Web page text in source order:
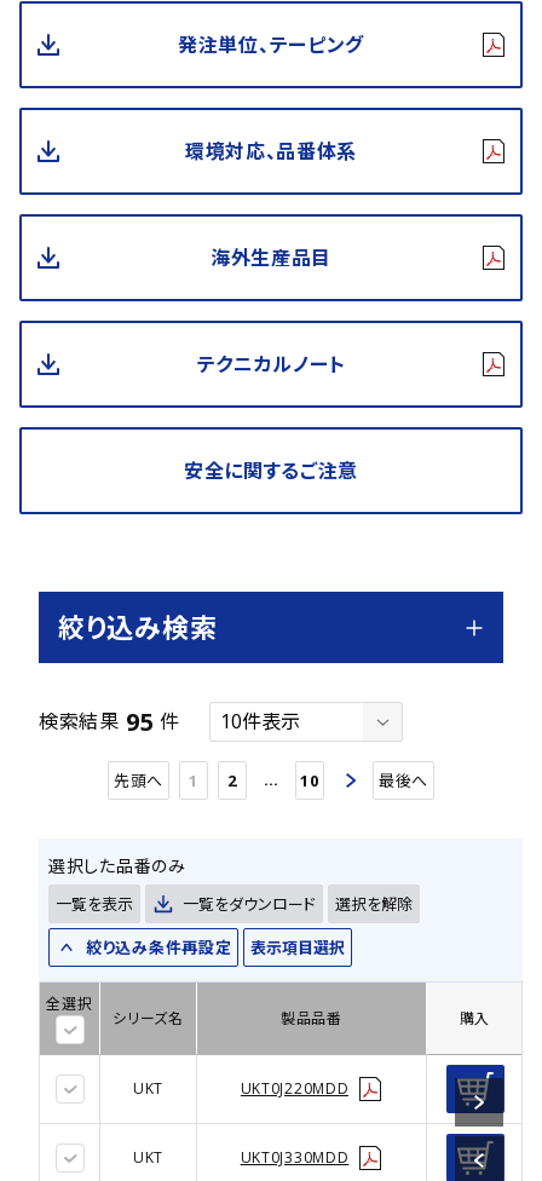
発注単位、テーピング
環境対応、品番体系
海外生産品目
テクニカルノート
安全に関するご注意
絞り込み検索
検索結果 95 件
先頭へ 1 2 … 10 最後へ
選択した品番のみ
一覧を表示 一覧をダウンロード
選択を解除
絞り込み条件再設定
表示項目選択
全選択
シリーズ名 製品品番 購入
UKT UKT0J220MDD
UKT UKT0J330MDD